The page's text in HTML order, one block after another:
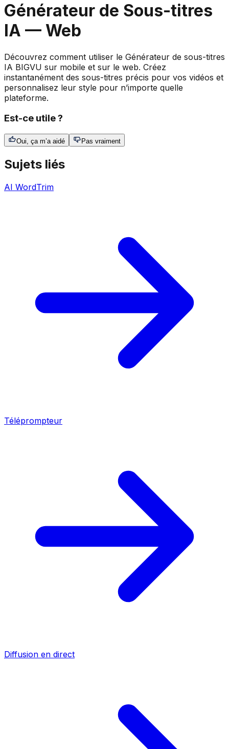
Générateur de Sous-titres
IA — Web
Découvrez comment utiliser le Générateur de sous-titres
IA BIGVU sur mobile et sur le web. Créez
instantanément des sous-titres précis pour vos vidéos et
personnalisez leur style pour n’importe quelle
plateforme.
Est-ce utile ?
Oui, ça m’a aidé Pas vraiment
Sujets liés
AI WordTrim
Téléprompteur
Diffusion en direct